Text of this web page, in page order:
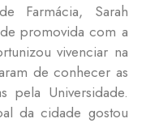
Farmácia, Sarah
promovida com a
vivenciar na
de conhecer as
pela Universidade.
da cidade gostou